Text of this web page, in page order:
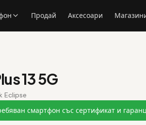
Продай Аксесоари
13 5G
Eclipse
смартфон със сертификат и